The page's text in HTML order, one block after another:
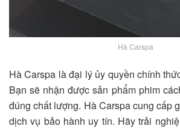
Hà Carspa
Hà Carspa là đại lý ủy quyền chính
Bạn sẽ nhận được sản phẩm phim
đúng chất lượng. Hà Carspa cung cấp
dịch vụ bảo hành uy tín. Hãy trải